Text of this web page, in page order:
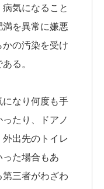
気になること
を異常に嫌悪
かの汚染を受け
る。
になり何度も手
たり、ドアノ
出先のトイレ
た場合もあ
三者がわざわ